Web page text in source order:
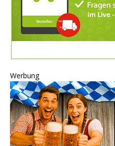
Werbung